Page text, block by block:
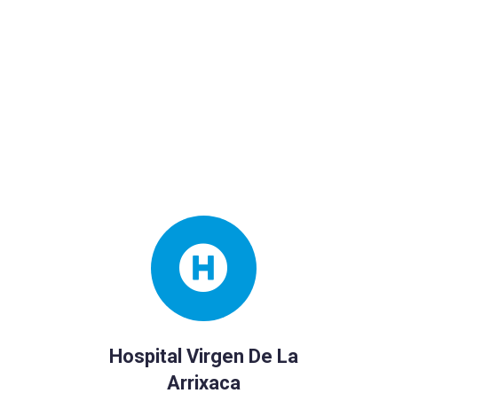
Hospital Virgen De La
Arrixaca